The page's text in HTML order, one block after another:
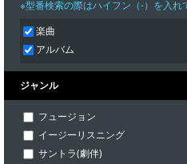
※型番検索の際はハイフン（-）を入
楽曲
アルバム
ジャンル
フュージョン
イージーリスニング
サントラ(劇伴)